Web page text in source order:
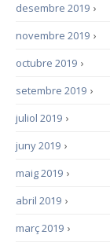
›
desembre 2019
›
novembre 2019
›
octubre 2019
›
setembre 2019
›
juliol 2019
›
juny 2019
›
maig 2019
›
abril 2019
›
març 2019